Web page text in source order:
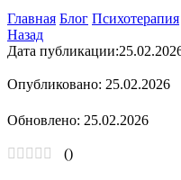
Главная Блог Психотерапия
Назад
Дата публикации:
Опубликовано: 25.02.2026
Обновлено: 25.02.2026
()